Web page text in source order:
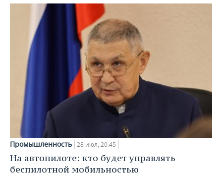
Промышленность 28 июл, 20:45
На автопилоте: кто будет управлять
беспилотной мобильностью